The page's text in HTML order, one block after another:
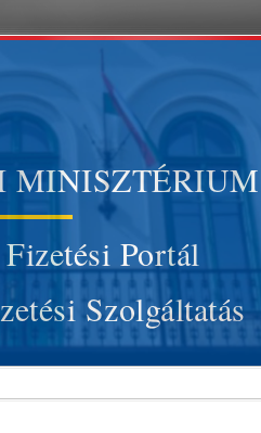
MINISZTÉRIUM
Portál
Szolgáltatás